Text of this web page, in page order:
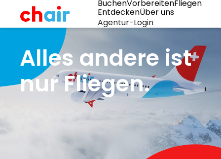
BuchenVorbereitenFliegen
EntdeckenÜber uns
Agentur-Login
Alles andere ist
nur Fliegen.